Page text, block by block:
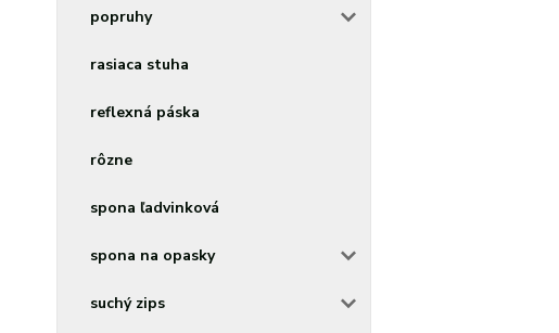
popruhy
rasiaca stuha
reflexná páska
rôzne
spona ľadvinková
spona na opasky
suchý zips